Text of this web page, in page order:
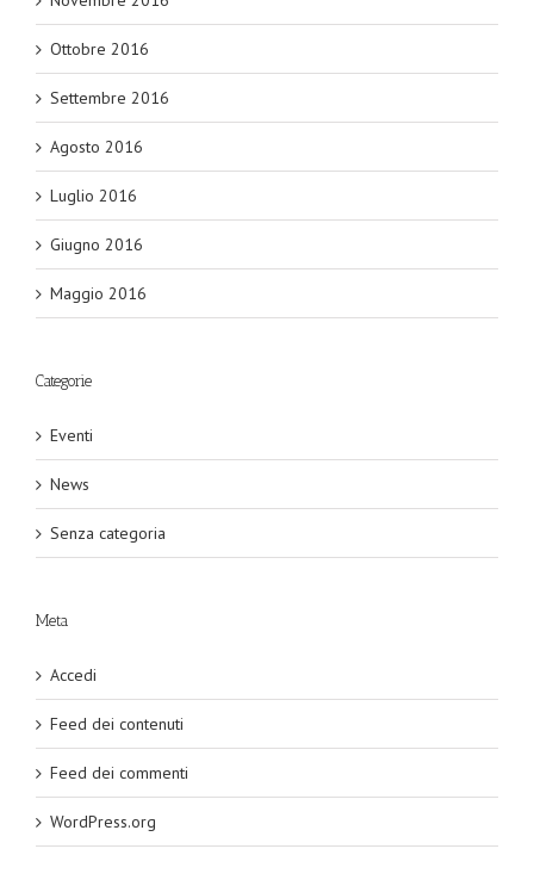
Ottobre 2016
Settembre 2016
Agosto 2016
Luglio 2016
Giugno 2016
Maggio 2016
Categorie
Eventi
News
Senza categoria
Meta
Accedi
Feed dei contenuti
Feed dei commenti
WordPress.org